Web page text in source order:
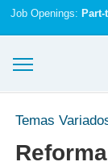
Job Openings:
Ensayos y
Registrarse
Temas